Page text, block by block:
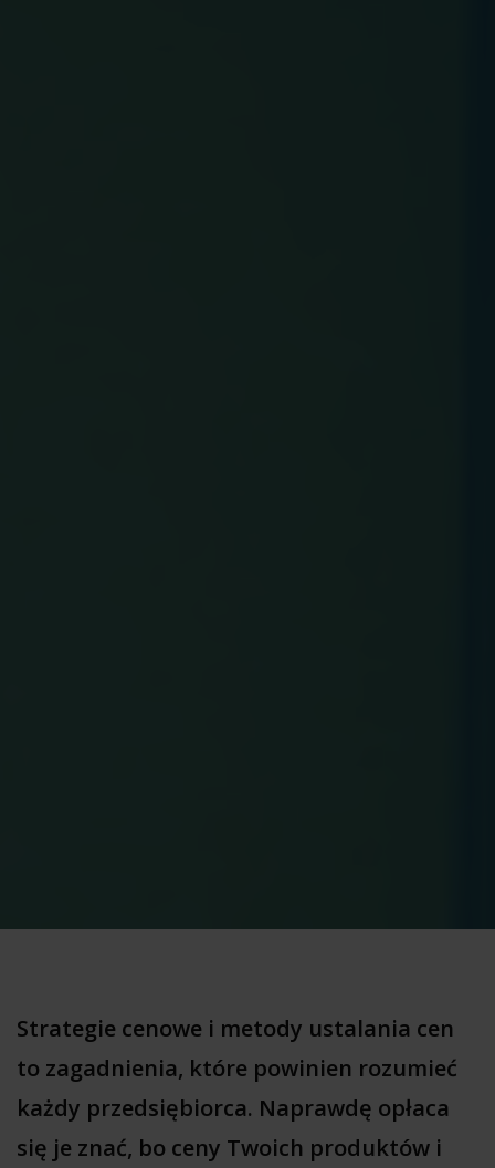
Strategie cenowe i metody ustalania cen
to zagadnienia, które powinien rozumieć
każdy przedsiębiorca. Naprawdę opłaca
się je znać, bo ceny Twoich produktów i